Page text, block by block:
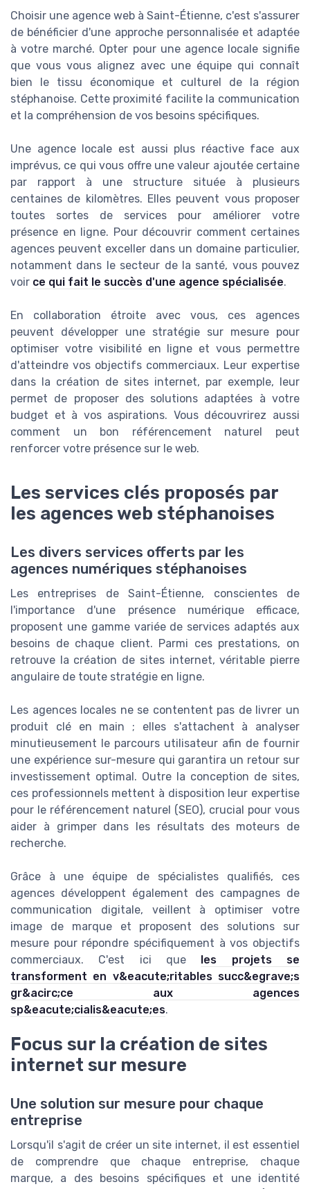
Choisir une agence web à Saint-Étienne, c'est s'assurer
de bénéficier d'une approche personnalisée et adaptée
à votre marché. Opter pour une agence locale signifie
que vous vous alignez avec une équipe qui connaît
bien le tissu économique et culturel de la région
stéphanoise. Cette proximité facilite la communication
et la compréhension de vos besoins spécifiques.
Une agence locale est aussi plus réactive face aux
imprévus, ce qui vous offre une valeur ajoutée certaine
par rapport à une structure située à plusieurs
centaines de kilomètres. Elles peuvent vous proposer
toutes sortes de services pour améliorer votre
présence en ligne. Pour découvrir comment certaines
agences peuvent exceller dans un domaine particulier,
notamment dans le secteur de la santé, vous pouvez
voir ce qui fait le succès d'une agence spécialisée.
En collaboration étroite avec vous, ces agences
peuvent développer une stratégie sur mesure pour
optimiser votre visibilité en ligne et vous permettre
d'atteindre vos objectifs commerciaux. Leur expertise
dans la création de sites internet, par exemple, leur
permet de proposer des solutions adaptées à votre
budget et à vos aspirations. Vous découvrirez aussi
comment un bon référencement naturel peut
renforcer votre présence sur le web.
Les services clés proposés par
les agences web stéphanoises
Les divers services offerts par les
agences numériques stéphanoises
Les entreprises de Saint-Étienne, conscientes de
l'importance d'une présence numérique efficace,
proposent une gamme variée de services adaptés aux
besoins de chaque client. Parmi ces prestations, on
retrouve la création de sites internet, véritable pierre
angulaire de toute stratégie en ligne.
Les agences locales ne se contentent pas de livrer un
produit clé en main ; elles s'attachent à analyser
minutieusement le parcours utilisateur afin de fournir
une expérience sur-mesure qui garantira un retour sur
investissement optimal. Outre la conception de sites,
ces professionnels mettent à disposition leur expertise
pour le référencement naturel (SEO), crucial pour vous
aider à grimper dans les résultats des moteurs de
recherche.
Grâce à une équipe de spécialistes qualifiés, ces
agences développent également des campagnes de
communication digitale, veillent à optimiser votre
image de marque et proposent des solutions sur
mesure pour répondre spécifiquement à vos objectifs
commerciaux. C'est ici que les projets se
transforment en v&eacute;ritables succ&egrave;s
gr&acirc;ce aux agences
sp&eacute;cialis&eacute;es.
Focus sur la création de sites
internet sur mesure
Une solution sur mesure pour chaque
entreprise
Lorsqu'il s'agit de créer un site internet, il est essentiel
de comprendre que chaque entreprise, chaque
marque, a des besoins spécifiques et une identité